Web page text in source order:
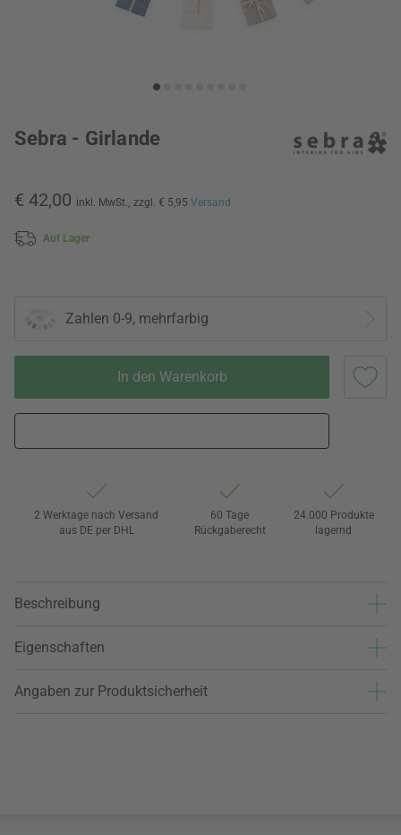
Sebra - Girlande
€ 42,00 inkl. MwSt., zzgl. € 5,95 Versand
Auf Lager
Zahlen 0-9, mehrfarbig
In den Warenkorb
2 Werktage nach Versand
aus DE per DHL
60 Tage
Rückgaberecht
24.000 Produkte
lagernd
Beschreibung
Eigenschaften
Angaben zur Produktsicherheit